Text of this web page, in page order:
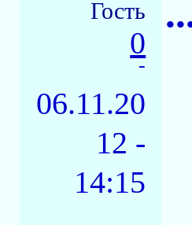
Гость
0
-
06.11.20
12 -
14:15